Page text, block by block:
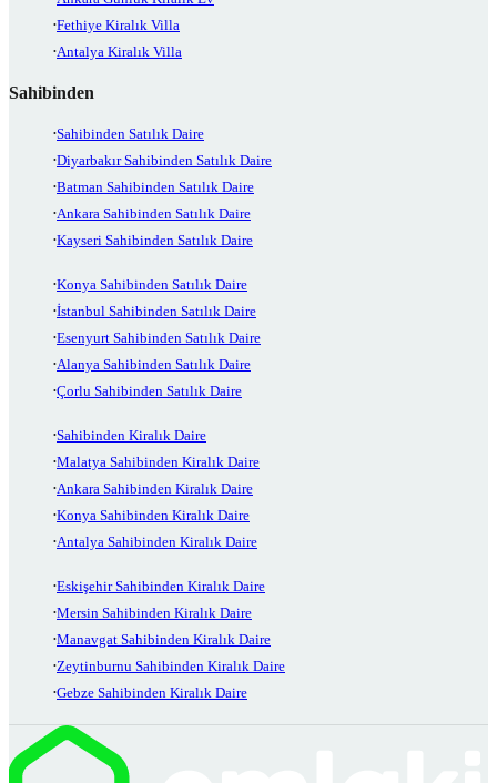
Fethiye Kiralık Villa
Antalya Kiralık Villa
Sahibinden
Sahibinden Satılık Daire
Diyarbakır Sahibinden Satılık Daire
Batman Sahibinden Satılık Daire
Ankara Sahibinden Satılık Daire
Kayseri Sahibinden Satılık Daire
Konya Sahibinden Satılık Daire
İstanbul Sahibinden Satılık Daire
Esenyurt Sahibinden Satılık Daire
Alanya Sahibinden Satılık Daire
Çorlu Sahibinden Satılık Daire
Sahibinden Kiralık Daire
Malatya Sahibinden Kiralık Daire
Ankara Sahibinden Kiralık Daire
Konya Sahibinden Kiralık Daire
Antalya Sahibinden Kiralık Daire
Eskişehir Sahibinden Kiralık Daire
Mersin Sahibinden Kiralık Daire
Manavgat Sahibinden Kiralık Daire
Zeytinburnu Sahibinden Kiralık Daire
Gebze Sahibinden Kiralık Daire